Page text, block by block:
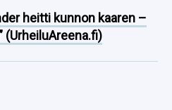
heitti kunnon kaaren –
(UrheiluAreena.fi)